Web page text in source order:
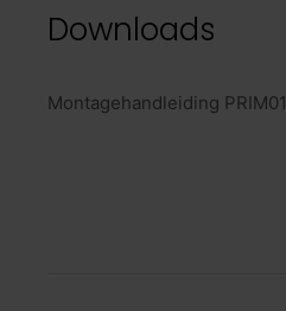
Downloads
Montagehandleiding PRIM01